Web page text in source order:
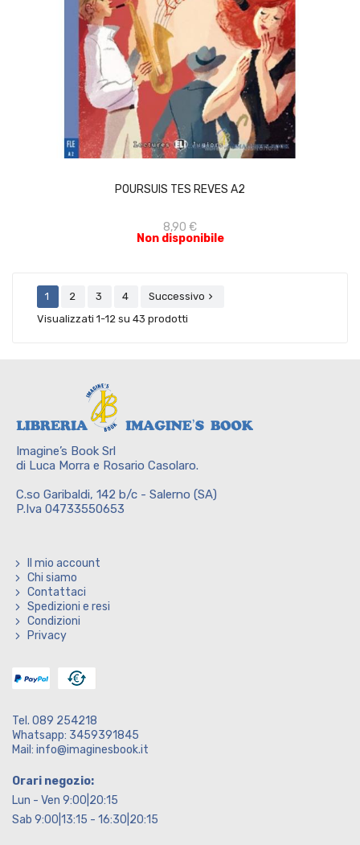
POURSUIS TES REVES A2
8,90 €
Non disponibile
ACQUISTA
1 2 3 4 Successivo 
Visualizzati 1-12 su 43 prodotti
Imagine’s Book Srl
di Luca Morra e Rosario Casolaro.
C.so Garibaldi, 142 b/c - Salerno (SA)
P.Iva 04733550653
Il mio account
Chi siamo
Contattaci
Spedizioni e resi
Condizioni
Privacy
Tel. 089 254218
Whatsapp: 3459391845
Mail: info@imaginesbook.it
Orari negozio:
Lun - Ven 9:00|20:15
Sab 9:00|13:15 - 16:30|20:15